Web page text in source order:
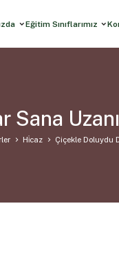
Eğitim Sınıflarımız
Hi̇caz Çiçekle Doluydu